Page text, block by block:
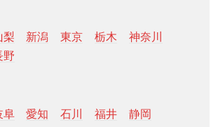
梨 新潟 東京 栃木
神奈川
野
阜 愛知 石川 福井 静岡